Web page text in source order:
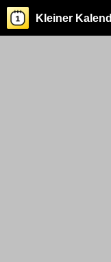
Kleiner